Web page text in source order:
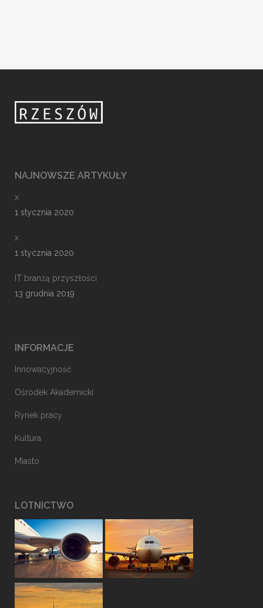
NAJNOWSZE ARTYKUŁY
x
1 stycznia 2020
x
1 stycznia 2020
IT branżą przyszłości
13 grudnia 2019
INFORMACJE
Innowacyjność
Ośrodek Akademicki
Rynek pracy
Kultura
Miasto
LOTNICTWO